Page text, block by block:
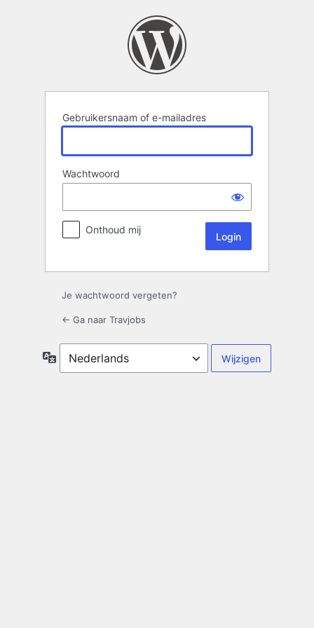
Gebruikersnaam of e-mailadres
Wachtwoord
Onthoud mij
Je wachtwoord vergeten?
← Ga naar Travjobs
Taal